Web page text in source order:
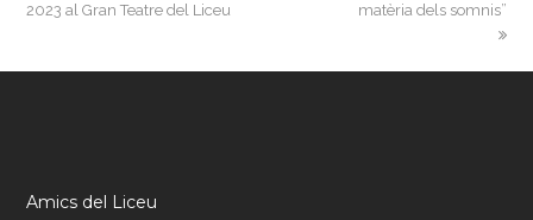
2023 al Gran Teatre del Liceu
matèria dels somnis”
Amics del Liceu